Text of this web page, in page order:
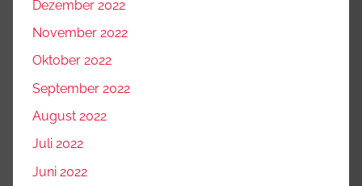
Dezember 2022
November 2022
Oktober 2022
September 2022
August 2022
Juli 2022
Juni 2022